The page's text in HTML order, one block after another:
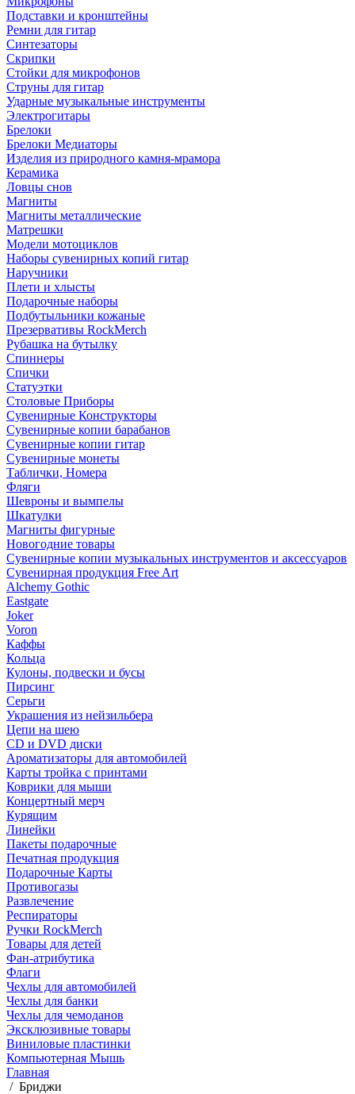
Подставки и кронштейны
Ремни для гитар
Синтезаторы
Скрипки
Стойки для микрофонов
Струны для гитар
Ударные музыкальные инструменты
Электрогитары
Брелоки
Брелоки Медиаторы
Изделия из природного камня-мрамора
Керамика
Ловцы снов
Магниты
Магниты металлические
Матрешки
Модели мотоциклов
Наборы сувенирных копий гитар
Наручники
Плети и хлысты
Подарочные наборы
Подбутыльники кожаные
Презервативы RockMerch
Рубашка на бутылку
Спиннеры
Спички
Статуэтки
Столовые Приборы
Сувенирные Конструкторы
Сувенирные копии барабанов
Сувенирные копии гитар
Сувенирные монеты
Таблички, Номера
Фляги
Шевроны и вымпелы
Шкатулки
Магниты фигурные
Новогодние товары
Сувенирные копии музыкальных инструментов и аксессуаров
Сувенирная продукция Free Art
Alchemy Gothic
Eastgate
Joker
Voron
Каффы
Кольца
Кулоны, подвески и бусы
Пирсинг
Серьги
Украшения из нейзильбера
Цепи на шею
CD и DVD диски
Ароматизаторы для автомобилей
Карты тройка с принтами
Коврики для мыши
Концертный мерч
Курящим
Линейки
Пакеты подарочные
Печатная продукция
Подарочные Карты
Противогазы
Развлечение
Респираторы
Ручки RockMerch
Товары для детей
Фан-атрибутика
Флаги
Чехлы для автомобилей
Чехлы для банки
Чехлы для чемоданов
Эксклюзивные товары
Виниловые пластинки
Компьютерная Мышь
Главная
/ Бриджи